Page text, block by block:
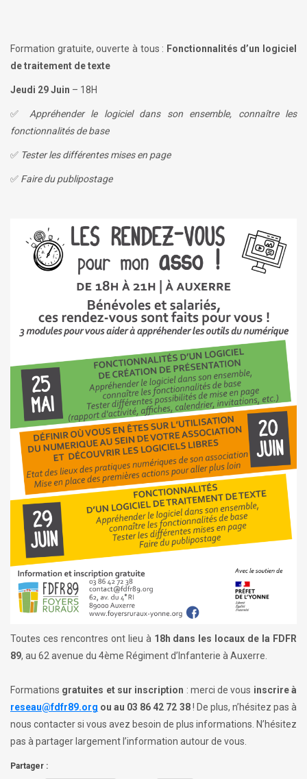
Formation gratuite, ouverte à tous : Fonctionnalités d’un logiciel
de traitement de texte
Jeudi 29 Juin – 18H
✅ Appréhender le logiciel dans son ensemble,
connaître les
fonctionnalités de base
✅ Tester les différentes mises en page
✅ Faire du publipostage
Toutes ces rencontres ont lieu à 18h dans les locaux de la FDFR
89, au 62 avenue du 4ème Régiment d’Infanterie à Auxerre.
Formations gratuites et sur inscription : merci de vous inscrire à
reseau@fdfr89.org ou au 03 86 42 72 38! De plus, n’hésitez pas à
nous contacter si vous avez besoin de plus informations. N’hésitez
pas à partager largement l’information autour de vous.
Partager :